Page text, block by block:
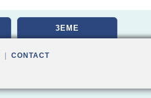
3EME
CONTACT